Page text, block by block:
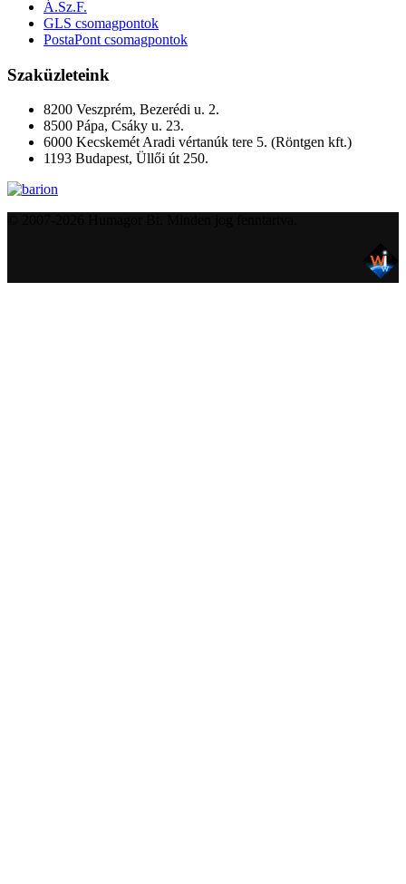
Á.Sz.F.
GLS csomagpontok
PostaPont csomagpontok
Szaküzleteink
8200 Veszprém, Bezerédi u. 2.
8500 Pápa, Csáky u. 23.
6000 Kecskemét Aradi vértanúk tere 5. (Röntgen kft.)
1193 Budapest, Üllői út 250.